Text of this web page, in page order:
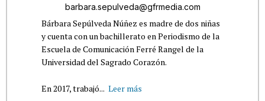
barbara.sepulveda@gfrmedia.com
Bárbara Sepúlveda Núñez es madre de dos niñas
y cuenta con un bachillerato en Periodismo de la
Escuela de Comunicación Ferré Rangel de la
Universidad del Sagrado Corazón.
En 2017, trabajó... Leer más